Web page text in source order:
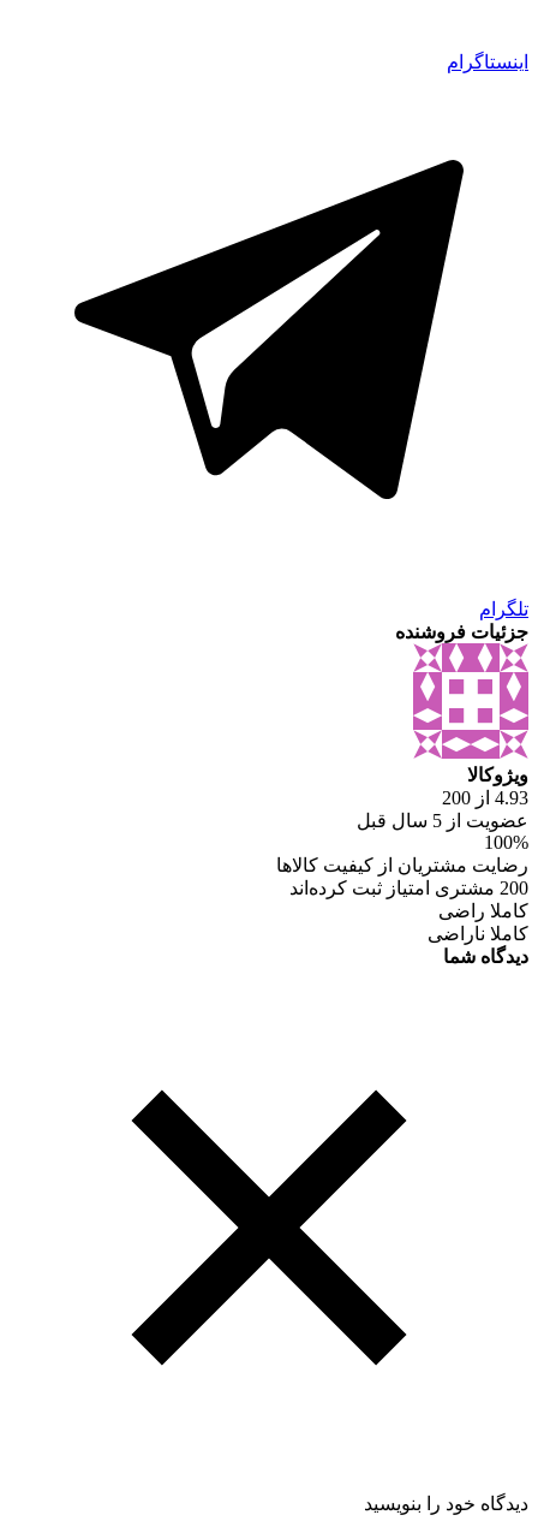
اینستاگرام
تلگرام
جزئیات فروشنده
ویژوکالا
4.93 از 200
عضویت از 5 سال قبل
100%
رضایت مشتریان از کیفیت کالاها
200 مشتری امتیاز ثبت کرده‌اند
کاملا راضی
کاملا ناراضی
دیدگاه شما
دیدگاه خود را بنویسید